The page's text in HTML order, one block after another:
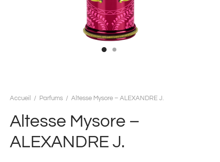
Accueil / Parfums / Altesse Mysore – ALEXANDRE J.
Altesse Mysore –
ALEXANDRE J.